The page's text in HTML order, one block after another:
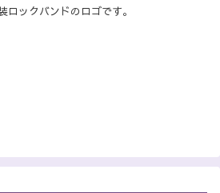
ロックバンドのロゴです。